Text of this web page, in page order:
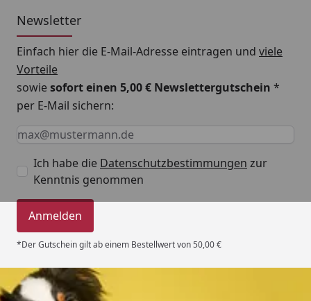
Newsletter
Einfach hier die E-Mail-Adresse eintragen und viele
Vorteile
sowiesofort einen 5,00 € Newslettergutschein *
per E-Mail sichern:
Keine Eingabe erforderlich
Eingabe erforderlich
E-Mail *
Ich habe die Datenschutzbestimmungen zur
Kenntnis genommen
Anmelden
*Der Gutschein gilt ab einem Bestellwert von 50,00 €